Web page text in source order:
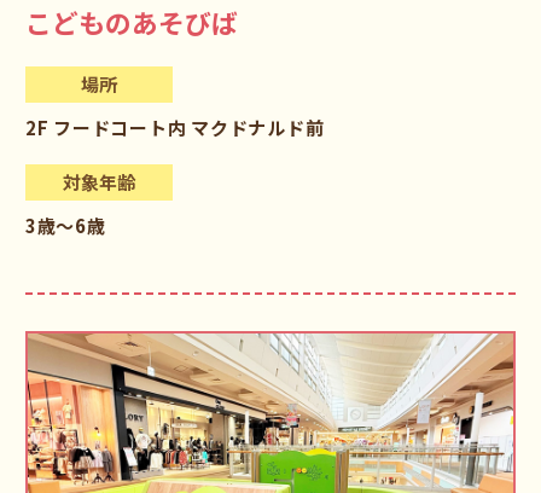
こどものあそびば
場所
2F フードコート内 マクドナルド前
対象年齢
3歳～6歳